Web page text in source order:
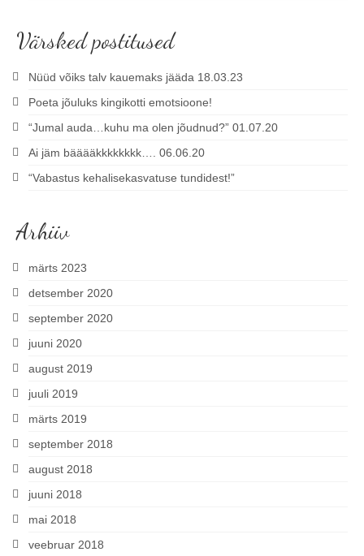
Värsked postitused
Nüüd võiks talv kauemaks jääda 18.03.23
Poeta jõuluks kingikotti emotsioone!
“Jumal auda…kuhu ma olen jõudnud?” 01.07.20
Ai jäm bääääkkkkkkkk…. 06.06.20
“Vabastus kehalisekasvatuse tundidest!”
Arhiiv
märts 2023
detsember 2020
september 2020
juuni 2020
august 2019
juuli 2019
märts 2019
september 2018
august 2018
juuni 2018
mai 2018
veebruar 2018